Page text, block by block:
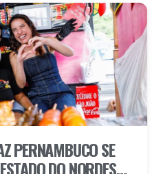
PERNAMBUCO SE
DO NORDESTE